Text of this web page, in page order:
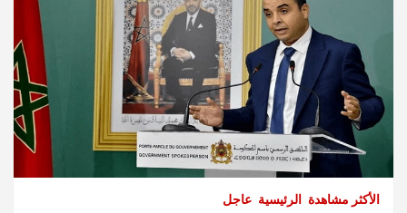
الأكثر مشاهدة الرئيسية عاجل